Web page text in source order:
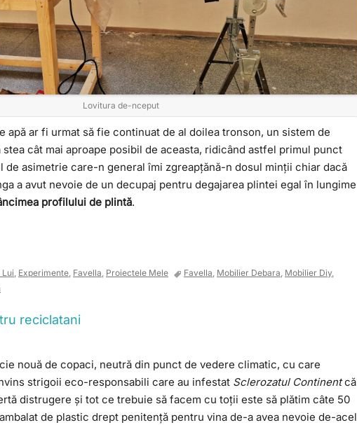
Lovitura de-nceput
apă ar fi urmat să fie continuat de al doilea tronson, un sistem de
cât mai aproape posibil de aceasta, ridicând astfel primul punct
de asimetrie care-n general îmi zgreapțănă-n dosul minții chiar dacă
a avut nevoie de un decupaj pentru degajarea plintei egal în lungime
profilului de plintă.
Experimente Favella Proiectele Mele Favella Mobilier Debara Mobilier Diy,
reciclatani
nouă de copaci, neutră din punct de vedere climatic, cu care
strigoii eco-responsabili care au infestat Sclerozatul Continentcă
distrugere și tot ce trebuie să facem cu toții este să plătim câte 50
de plastic drept penitență pentru vina de-a avea nevoie de-acel